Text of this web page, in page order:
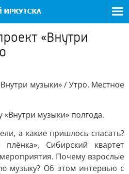
«Внутри
музыки» / Утро. Местное
«Внутри музыки» полгода.
а какие пришлось спасать?
плёнка», Сибирский квартет
Почему взрослые
музыку? Об этом интервью с